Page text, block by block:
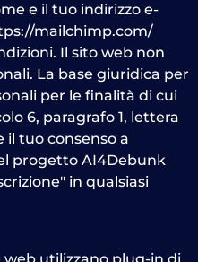
e il tuo indirizzo e-
mailchimp.com/
Il sito web non
La base giuridica per
per le finalità di cui
6, paragrafo 1, lettera
il tuo consenso a
progetto AI4Debunk
in qualsiasi